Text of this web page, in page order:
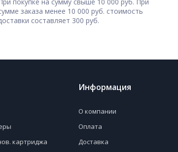
заказа менее 10 000 руб. стоимость
составляет 300 руб.
картриджа
Информация
О компании
Оплата
Доставка